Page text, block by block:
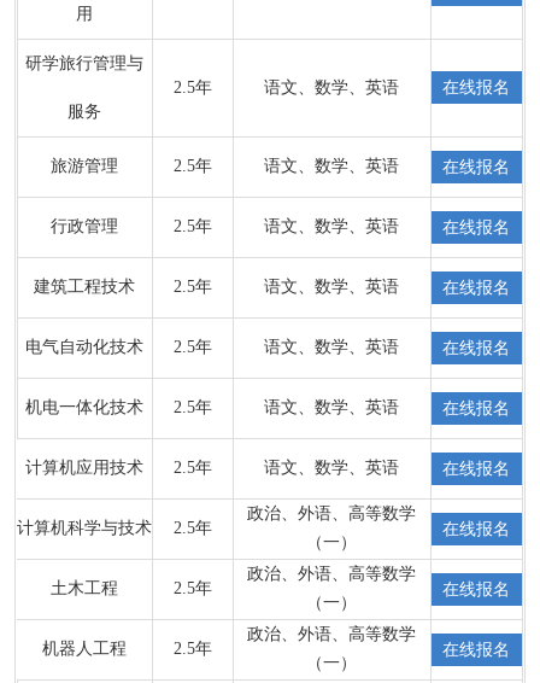
用
研学旅行管理与
服务
2.5年 语文、数学、英语 在线报名
旅游管理 2.5年 语文、数学、英语 在线报名
行政管理 2.5年 语文、数学、英语 在线报名
建筑工程技术 2.5年 语文、数学、英语 在线报名
电气自动化技术 2.5年 语文、数学、英语 在线报名
机电一体化技术 2.5年 语文、数学、英语 在线报名
计算机应用技术 2.5年 语文、数学、英语 在线报名
计算机科学与技术 2.5年
政治、外语、高等数学
（一）
在线报名
土木工程 2.5年
政治、外语、高等数学
（一）
在线报名
机器人工程 2.5年
政治、外语、高等数学
（一）
在线报名